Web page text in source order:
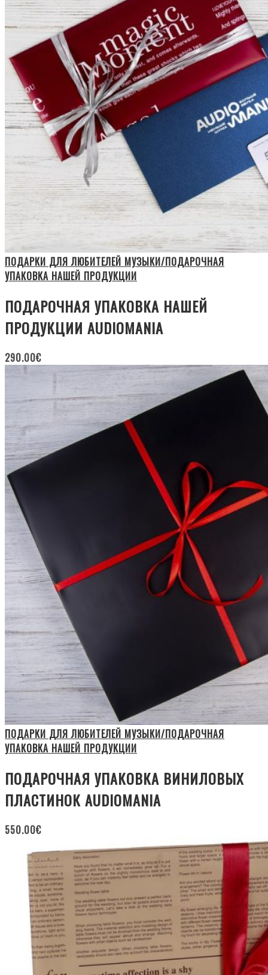
ПОДАРКИ ДЛЯ ЛЮБИТЕЛЕЙ МУЗЫКИ/ПОДАРОЧНАЯ
УПАКОВКА НАШЕЙ ПРОДУКЦИИ
ПОДАРОЧНАЯ УПАКОВКА НАШЕЙ
ПРОДУКЦИИ AUDIOMANIA
290.00€
ПОДАРКИ ДЛЯ ЛЮБИТЕЛЕЙ МУЗЫКИ/ПОДАРОЧНАЯ
УПАКОВКА НАШЕЙ ПРОДУКЦИИ
ПОДАРОЧНАЯ УПАКОВКА ВИНИЛОВЫХ
ПЛАСТИНОК AUDIOMANIA
550.00€